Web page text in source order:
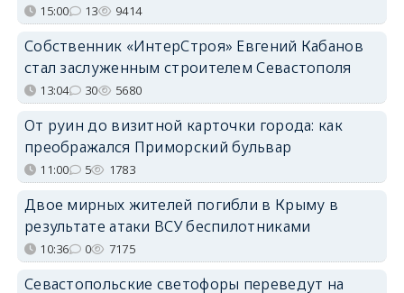
15:00 13 9414
Собственник «ИнтерСтроя» Евгений Кабанов
стал заслуженным строителем Севастополя
13:04 30 5680
От руин до визитной карточки города: как
преображался Приморский бульвар
11:00 5 1783
Двое мирных жителей погибли в Крыму в
результате атаки ВСУ беспилотниками
10:36 0 7175
Севастопольские светофоры переведут на